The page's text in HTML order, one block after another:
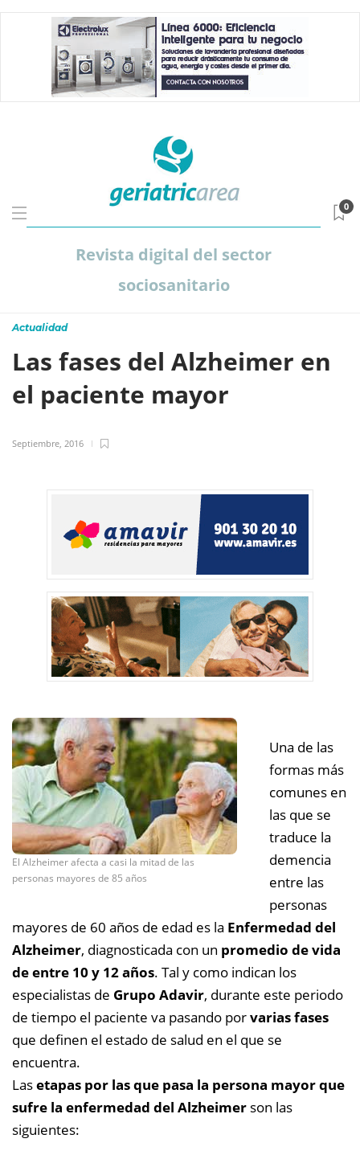
Revista digital del sector
sociosanitario
0
Actualidad
Las fases del Alzheimer en
el paciente mayor
Septiembre, 2016
El Alzheimer afecta a casi la mitad de las
personas mayores de 85 años
Una de las
formas más
comunes en
las que se
traduce la
demencia
entre las
personas
mayores de 60 años de edad es la Enfermedad del
Alzheimer, diagnosticada con un promedio de vida
de entre 10 y 12 años. Tal y como indican los
especialistas de Grupo Adavir, durante este periodo
de tiempo el paciente va pasando porvarias fases
que definen el estado de salud en el que se
encuentra.
Lasetapas por las que pasa la persona mayor que
sufre la enfermedad del Alzheimer son las
siguientes: